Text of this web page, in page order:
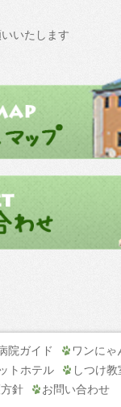
いたします
院ガイド ワンにゃ
トホテル しつけ教
針
お問い合わせ